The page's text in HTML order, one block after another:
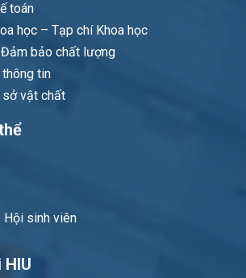
toán
học – Tạp chí Khoa học
bảo chất lượng
thông tin
sở vật chất
Hội sinh viên